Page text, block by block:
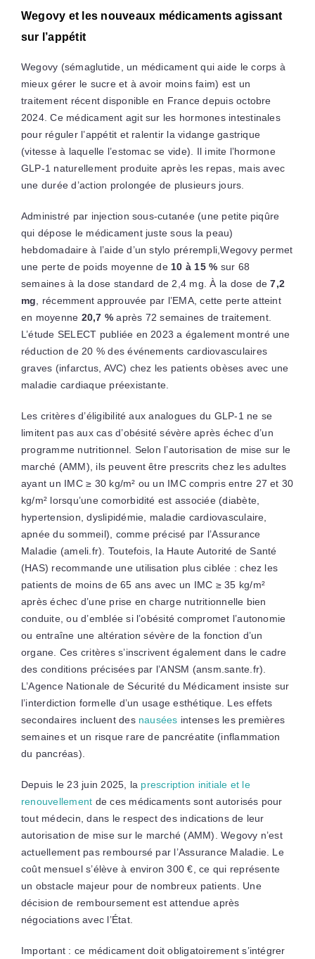
Wegovy et les nouveaux médicaments agissant
sur l’appétit
Wegovy (sémaglutide, un médicament qui aide le corps à
mieux gérer le sucre et à avoir moins faim) est un
traitement récent disponible en France depuis octobre
2024. Ce médicament agit sur les hormones intestinales
pour réguler l’appétit et ralentir la vidange gastrique
(vitesse à laquelle l’estomac se vide). Il imite l’hormone
GLP-1 naturellement produite après les repas, mais avec
une durée d’action prolongée de plusieurs jours.
Administré par injection sous-cutanée (une petite piqûre
qui dépose le médicament juste sous la peau)
hebdomadaire à l’aide d’un stylo prérempli,Wegovy permet
une perte de poids moyenne de 10 à 15 % sur 68
semaines à la dose standard de 2,4 mg. À la dose de7,2
mg , récemment approuvée par l’EMA, cette perte atteint
en moyenne 20,7 % après 72 semaines de traitement.
L’étude SELECT publiée en 2023 a également montré une
réduction de 20 % des événements cardiovasculaires
graves (infarctus, AVC) chez les patients obèses avec une
maladie cardiaque préexistante.
Les critères d’éligibilité aux analogues du GLP-1 ne se
limitent pas aux cas d’obésité sévère après échec d’un
programme nutritionnel. Selon l’autorisation de mise sur le
marché (AMM), ils peuvent être prescrits chez les adultes
ayant un IMC ≥ 30 kg/m² ou un IMC compris entre 27 et 30
kg/m² lorsqu’une comorbidité est associée (diabète,
hypertension, dyslipidémie, maladie cardiovasculaire,
apnée du sommeil), comme précisé par l’Assurance
Maladie (ameli.fr). Toutefois, la Haute Autorité de Santé
(HAS) recommande une utilisation plus ciblée : chez les
patients de moins de 65 ans avec un IMC ≥ 35 kg/m²
après échec d’une prise en charge nutritionnelle bien
conduite, ou d’emblée si l’obésité compromet l’autonomie
ou entraîne une altération sévère de la fonction d’un
organe. Ces critères s’inscrivent également dans le cadre
des conditions précisées par l’ANSM (ansm.sante.fr).
L’Agence Nationale de Sécurité du Médicament insiste sur
l’interdiction formelle d’un usage esthétique. Les effets
secondaires incluent des nausées intenses les premières
semaines et un risque rare de pancréatite (inflammation
du pancréas).
Depuis le 23 juin 2025, la prescription initiale et le
renouvellement de ces médicaments sont autorisés pour
tout médecin, dans le respect des indications de leur
autorisation de mise sur le marché (AMM). Wegovy n’est
actuellement pas remboursé par l’Assurance Maladie. Le
coût mensuel s’élève à environ 300 €, ce qui représente
un obstacle majeur pour de nombreux patients. Une
décision de remboursement est attendue après
négociations avec l’État.
Important : ce médicament doit obligatoirement s’intégrer